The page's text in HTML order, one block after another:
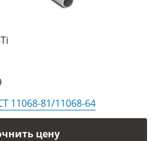
11068-81/11068-64
цену